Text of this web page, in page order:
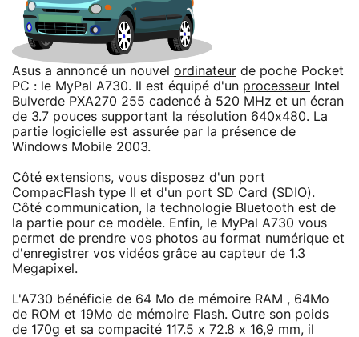
Asus a annoncé un nouvel ordinateur de poche Pocket
PC : le MyPal A730. Il est équipé d'un processeur Intel
Bulverde PXA270 255 cadencé à 520 MHz et un écran
de 3.7 pouces supportant la résolution 640x480. La
partie logicielle est assurée par la présence de
Windows Mobile 2003.
Côté extensions, vous disposez d'un port
CompacFlash type II et d'un port SD Card (SDIO).
Côté communication, la technologie Bluetooth est de
la partie pour ce modèle. Enfin, le MyPal A730 vous
permet de prendre vos photos au format numérique et
d'enregistrer vos vidéos grâce au capteur de 1.3
Megapixel.
L'A730 bénéficie de 64 Mo de mémoire RAM , 64Mo
de ROM et 19Mo de mémoire Flash. Outre son poids
de 170g et sa compacité 117.5 x 72.8 x 16,9 mm, il